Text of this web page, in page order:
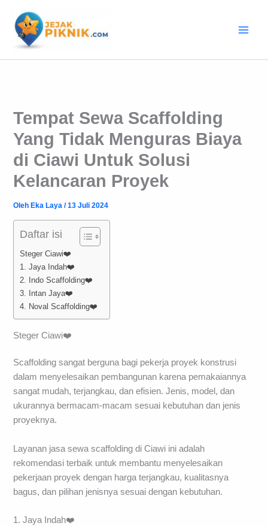
konten
Tempat Sewa Scaffolding
Yang Tidak Menguras Biaya
di Ciawi Untuk Solusi
Kelancaran Proyek
Oleh Eka Laya/13 Juli 2024
Daftar isi
Steger Ciawi❤️
1. Jaya Indah❤️
2. Indo Scaffolding❤️
3. Intan Jaya❤️
4. Noval Scaffolding❤️
Steger Ciawi❤️
Scaffolding sangat berguna bagi pekerja proyek konstrusi
dalam menyelesaikan pembangunan karena pemakaiannya
sangat mudah, terjangkau, dan efisien. Jenis, model, dan
ukurannya bermacam-macam sesuai kebutuhan dan jenis
proyeknya.
Layanan jasa sewa scaffolding di Ciawi ini adalah
rekomendasi terbaik untuk membantu menyelesaikan
pekerjaan proyek dengan harga terjangkau, kualitasnya
bagus, dan pilihan jenisnya sesuai dengan kebutuhan.
1. Jaya Indah❤️